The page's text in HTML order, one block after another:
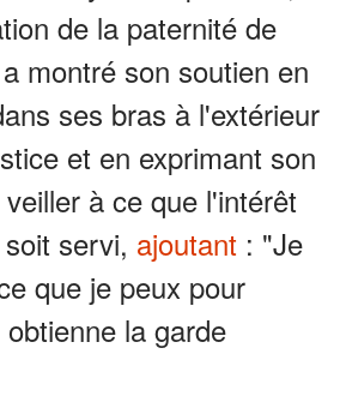
de la paternité de
montré son soutien en
ses bras à l'extérieur
et en exprimant son
à ce que l'intérêt
servi, ajoutant : "Je
que je peux pour
la garde